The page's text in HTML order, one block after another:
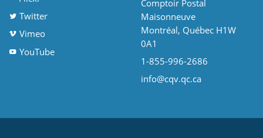
Twitter
Vimeo
YouTube
Comptoir Postal
Maisonneuve
Montréal, Québec H1W
0A1
1-855-996-2686
info@cqv.qc.ca